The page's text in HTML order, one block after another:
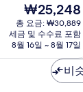
현
재
요
금
₩25,248
₩25,248
총 요금: ₩30,889
세금 및 수수료 포함
8월 16일 ~ 8월 17일
비